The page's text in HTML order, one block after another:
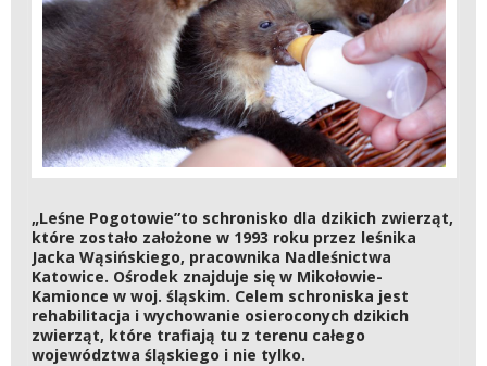
„Leśne Pogotowie”to schronisko dla dzikich zwierząt,
które zostało założone w 1993 roku przez leśnika
Jacka Wąsińskiego, pracownika Nadleśnictwa
Katowice. Ośrodek znajduje się w Mikołowie-
Kamionce w woj. śląskim. Celem schroniska jest
rehabilitacja i wychowanie osieroconych dzikich
zwierząt, które trafiają tu z terenu całego
województwa śląskiego i nie tylko.